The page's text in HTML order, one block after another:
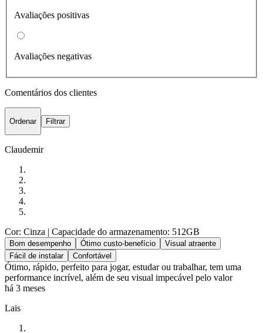
Avaliações positivas
Avaliações negativas
Comentários dos clientes
Ordenar Filtrar
Claudemir
Cor: Cinza | Capacidade do armazenamento: 512GB
Bom desempenho Ótimo custo-benefício
Visual atraente
Fácil de instalar
Confortável
Ótimo, rápido, perfeito para jogar, estudar ou trabalhar, tem uma
performance incrível, além de seu visual impecável pelo valor
há 3 meses
Lais